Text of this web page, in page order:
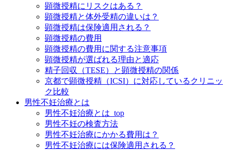
顕微授精にリスクはある？
顕微授精と体外受精の違いは？
顕微授精は保険適用される？
顕微授精の費用
顕微授精の費用に関する注意事項
顕微授精が選ばれる理由と適応
精子回収（TESE）と顕微授精の関係
京都で顕微授精（ICSI）に対応しているクリニッ
ク比較
男性不妊治療とは
男性不妊治療とは_top
男性不妊の検査方法
男性不妊治療にかかる費用は？
男性不妊治療には保険適用される？